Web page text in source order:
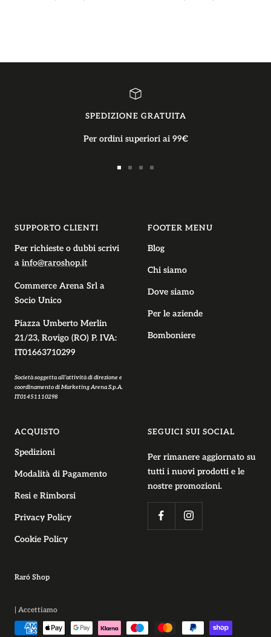
SPEDIZIONE GRATUITA
Per ordini superiori ai 99€
SUPPORTO CLIENTI
Per richieste o dubbi scrivi
a info@raroshop.it
Commerce Arena Srl a
Socio Unico
Piazza Umberto Merlin
21/23, Rovigo (RO) P. IVA:
IT01663710299
Società soggetta all’attività di direzione e
coordinamento di Marketing Arena S.p.A.
IT01451110298
FOOTER MENU
Blog
Chi siamo
Dove siamo
Per le aziende
Bomboniere
ACQUISTO
Spedizioni
Modalità di Pagamento
Resi e Rimborsi
Privacy Policy
Cookie Policy
SEGUICI SUI SOCIAL
Per rimanere aggiornato su
tutti i nuovi prodotti e le
nostre promozioni.
Raró Shop
| Accettiamo